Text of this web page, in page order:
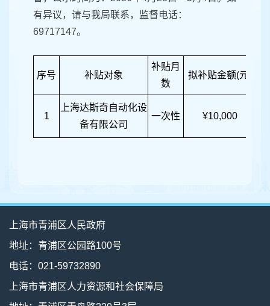
有异议，请与我局联系，监督电话：
69717147。
序号 补贴对象
补贴月
数
拟补贴金额(元)
1
上海达斯奇自动化设
备有限公司
一次性 ¥10,000
上海市青浦区人民政府
地址：青浦区公园路100号
电话：021-59732890
上海市青浦区人力资源和社会保障局